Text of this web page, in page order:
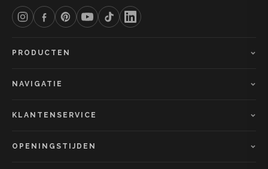
PRODUCTEN
NAVIGATIE
KLANTENSERVICE
OPENINGSTIJDEN